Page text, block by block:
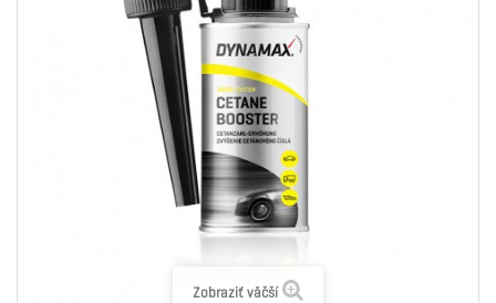
Zobraziť väčší